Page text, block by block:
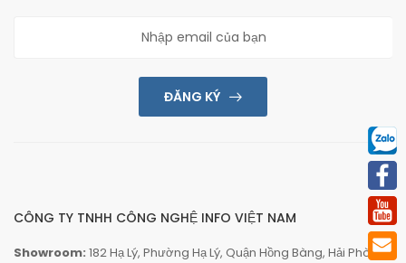
ĐĂNG KÝ
CÔNG TY TNHH CÔNG NGHỆ INFO VIỆT NAM
Showroom: 182 Hạ Lý, Phường Hạ Lý, Quận Hồng Bàng, Hải Phòng.